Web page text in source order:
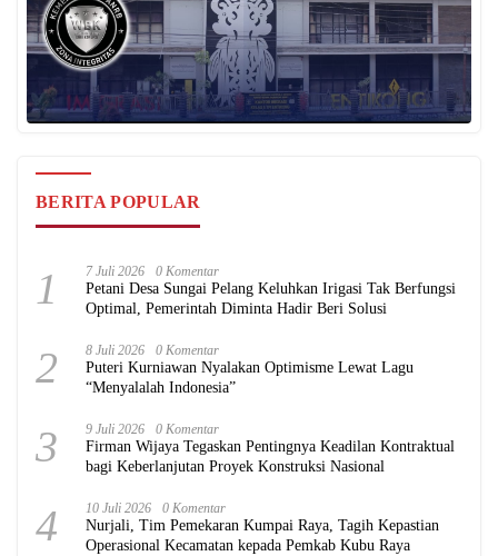
BERITA POPULAR
1 7 Juli 2026 0 Komentar
Petani Desa Sungai Pelang Keluhkan Irigasi Tak Berfungsi
Optimal, Pemerintah Diminta Hadir Beri Solusi
2 8 Juli 2026 0 Komentar
Puteri Kurniawan Nyalakan Optimisme Lewat Lagu
“Menyalalah Indonesia”
3 9 Juli 2026 0 Komentar
Firman Wijaya Tegaskan Pentingnya Keadilan Kontraktual
bagi Keberlanjutan Proyek Konstruksi Nasional
4 10 Juli 2026 0 Komentar
Nurjali, Tim Pemekaran Kumpai Raya, Tagih Kepastian
Operasional Kecamatan kepada Pemkab Kubu Raya